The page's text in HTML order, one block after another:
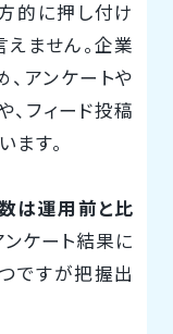
的に押し付け
ません。企業
アンケートや
、フィード投稿
ます。
は運用前と比
ンケート結果に
ですが把握出